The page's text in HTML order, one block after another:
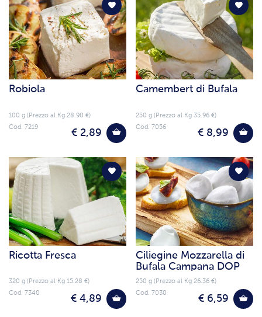
Robiola
100 g (Prezzo al Kg 28.90 €)
€ 2,89
Cod. 7219
Camembert di Bufala
250 g (Prezzo al Kg 35.96 €)
€ 8,99
Cod. 7056
Ricotta Fresca
320 g (Prezzo al Kg 15.28 €)
€ 4,89
Cod. 7340
Ciliegine Mozzarella di
Bufala Campana DOP
250 g (Prezzo al Kg 26.36 €)
€ 6,59
Cod. 7030